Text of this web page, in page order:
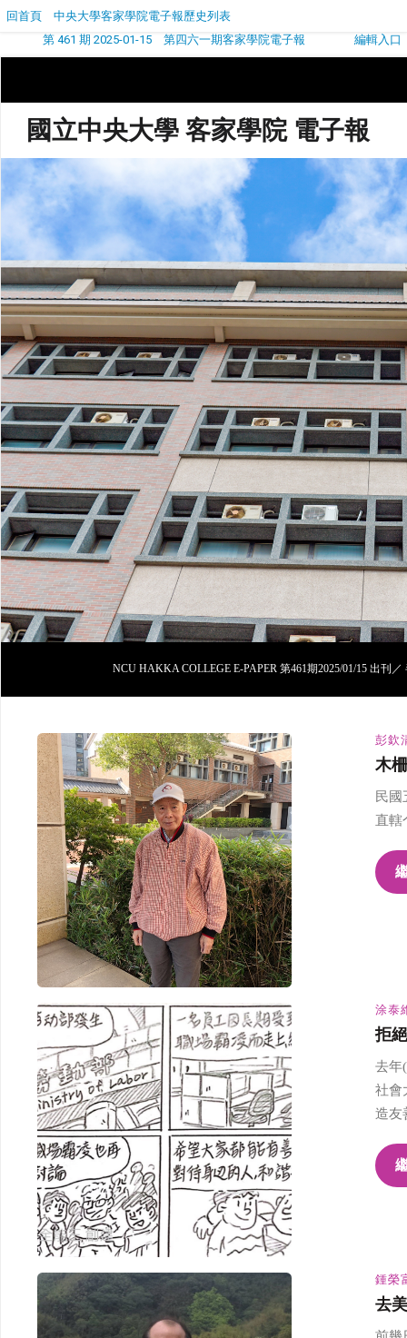
回首頁
中央大學客家學院電子報歷史列表
第 461 期 2025-01-15 第四六一期客家學院電子報
編輯入口